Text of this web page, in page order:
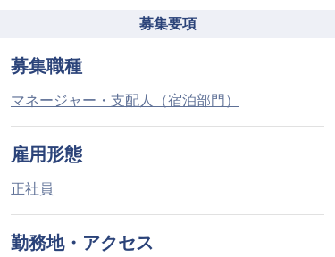
募集要項
募集職種
マネージャー・支配人（宿泊部門）
雇用形態
正社員
勤務地・アクセス